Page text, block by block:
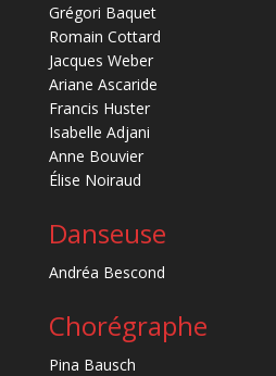
Grégori Baquet
Romain Cottard
Jacques Weber
Ariane Ascaride
Francis Huster
Isabelle Adjani
Anne Bouvier
Élise Noiraud
Danseuse
Andréa Bescond
Chorégraphe
Pina Bausch